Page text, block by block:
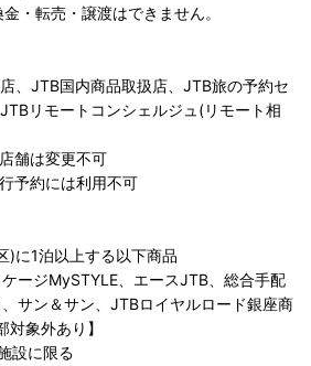
・転売・譲渡はできません。
、JTB国内商品取扱店、JTB旅の予約セ
リモートコンシェルジュ(リモート相
舗は変更不可
予約には利用不可
)に1泊以上する以下商品
ケージMySTYLE、エースJTB、総合手配
サン＆サン、JTBロイヤルロード銀座商
象外あり】
設に限る